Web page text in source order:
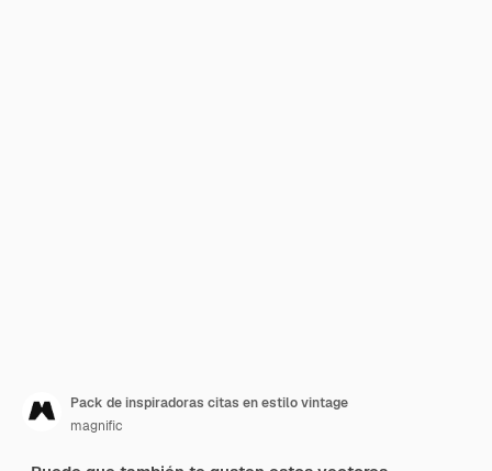
Pack de inspiradoras citas en estilo vintage
magnific